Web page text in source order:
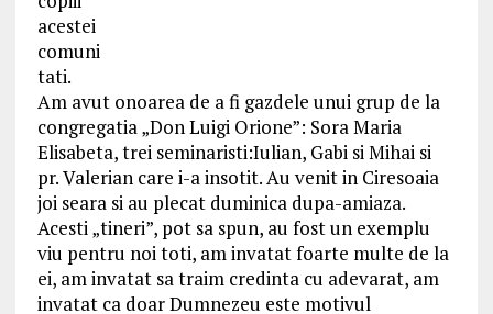
acestei
comuni
tati.
Am avut onoarea de a fi gazdele unui grup de la
congregatia „Don Luigi Orione”: Sora Maria
Elisabeta, trei seminaristi:Iulian, Gabi si Mihai si
pr. Valerian care i-a insotit. Au venit in Ciresoaia
joi seara si au plecat duminica dupa-amiaza.
Acesti „tineri”, pot sa spun, au fost un exemplu
viu pentru noi toti, am invatat foarte multe de la
ei, am invatat sa traim credinta cu adevarat, am
invatat ca doar Dumnezeu este motivul